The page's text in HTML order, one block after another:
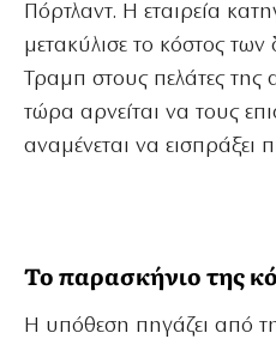
Πόρτλαντ. Η εταιρεία
μετακύλισε το κόστος
Τραμπ στους πελάτες της
τώρα αρνείται να τους
αναμένεται να εισπράξει
Το παρασκήνιο της
Η υπόθεση πηγάζει από